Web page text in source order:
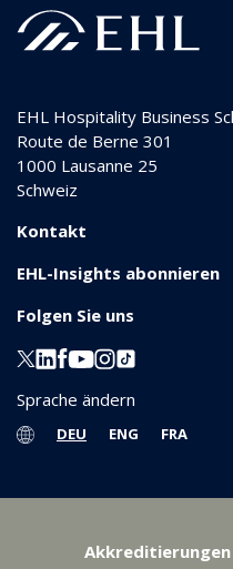
EHL Hospitality Business
Route de Berne 301
1000 Lausanne 25
Schweiz
Kontakt
EHL-Insights abonnieren
Folgen Sie uns
Sprache ändern
DEU ENG FRA